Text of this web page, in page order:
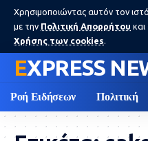
Χρησιμοποιώντας αυτόν τον
με την Πολιτική Απορρήτου και
Χρήσης των cookies.
EXPRESS
Ροή Ειδήσεων Πολιτική